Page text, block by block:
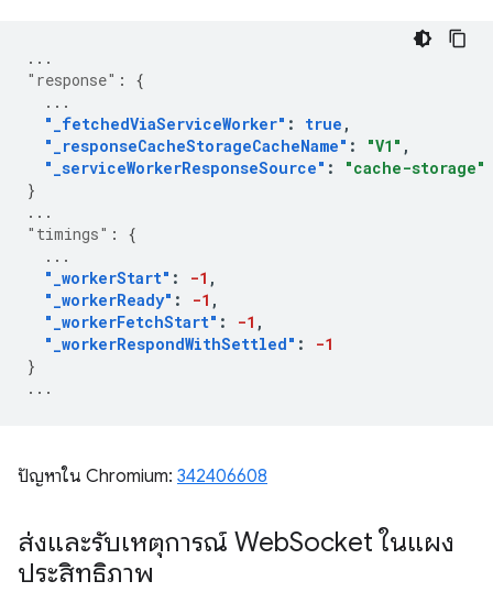
...
"response" :
{
...
"_fetchedViaServiceWorker" : true ,
"_responseCacheStorageCacheName" : "V1" ,
"_serviceWorkerResponseSource" :
"cache-storage"
}
...
"timings" :
{
...
"_workerStart" : -1 ,
"_workerReady" : -1 ,
"_workerFetchStart" : -1 ,
"_workerRespondWithSettled" :
-1
}
...
ปัญหาใน Chromium: 342406608
ส่งและรับเหตุการณ์ WebSocket ในแผง
ประสิทธิภาพ